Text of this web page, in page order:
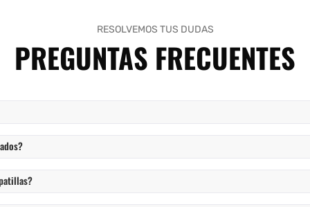
RESOLVEMOS TUS DUDAS
PREGUNTAS FRECUENTES